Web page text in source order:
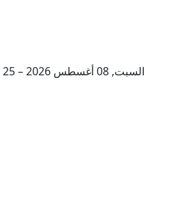
السبت, 08 أغسطس 2026 – 25 صفر 1448 هـ